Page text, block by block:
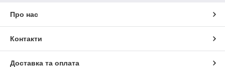
Про нас
Контакти
Доставка та оплата